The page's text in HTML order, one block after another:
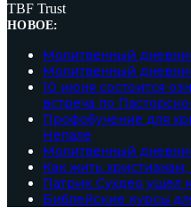
TBF Trust
НОВОЕ:
Молитвенный
Молитвенный
10 июня состоится
встреча по
Профобучение для
Непале
Молитвенный
Как жить
Патрик Сухдео ушел
Библейские курсы